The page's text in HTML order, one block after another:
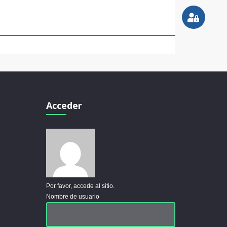
Acceder
Por favor, accede al sitio.
Nombre de usuario